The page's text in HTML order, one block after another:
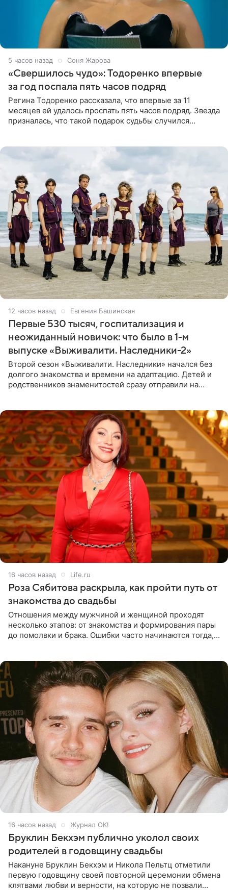
5 часов назад Соня Жарова
«Свершилось чудо»: Тодоренко впервые
за год поспала пять часов подряд
Регина Тодоренко рассказала, что впервые за 11
месяцев ей удалось проспать пять часов подряд. Звезда
призналась, что такой подарок судьбы случился
12 часов назад Евгения Башинская
Первые 530 тысяч, госпитализация и
неожиданный новичок: что было в 1-м
выпуске «Выживалити. Наследники-2»
Второй сезон «Выживалити. Наследники» начался без
долгого знакомства и времени на адаптацию. Детей и
родственников знаменитостей сразу отправили на
16 часов назад Life.ru
Роза Сябитова раскрыла, как пройти путь от
знакомства до свадьбы
Отношения между мужчиной и женщиной проходят
несколько этапов: от знакомства и формирования пары
до помолвки и брака. Ошибки часто начинаются тогда,
16 часов назад Журнал OK!
Бруклин Бекхэм публично уколол своих
родителей в годовщину свадьбы
Накануне Бруклин Бекхэм и Никола Пельтц отметили
первую годовщину своей повторной церемонии обмена
клятвами любви и верности, на которую не позвали